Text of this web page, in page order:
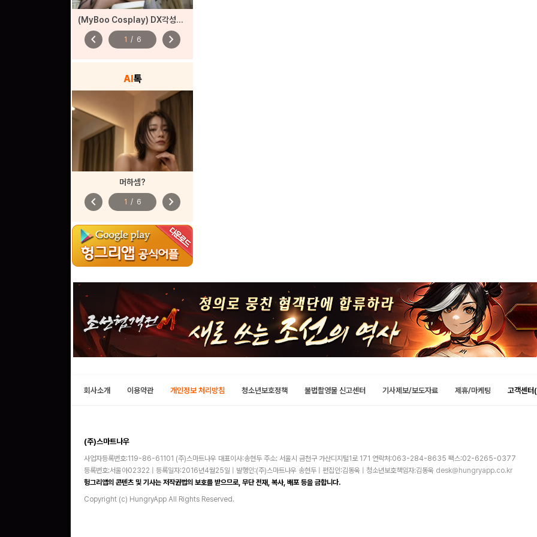
(MyBoo Cosplay) DX각성자들 드래곤 각성
chevron_left 1 / 6 chevron_right
AI톡
머하셈?
chevron_left 1 / 6 chevron_right
회사소개 이용약관 개인정보 처리방침 청소년보호정책 불법촬영물 신고센터 기사제보/보도자료 제휴/마케팅 고객센
(주)스마트나우
사업자등록번호:119-86-61101 (주)스마트나우 대표이사:송현두 주소: 서울시 금천구 가산디지털1로 171 연락처:063-284-8635 팩스:02-6265-0377
등록번호:서울아02322 | 등록일자:2016년4월25일 | 발행인:(주)스마트나우 송현두 | 편집인:김동욱 | 청소년보호책임자:김동욱 desk@hungryapp.co.kr
헝그리앱의 콘텐츠 및 기사는 저작권법의 보호를 받으므로, 무단 전재, 복사, 배포 등을 금합니다.
Copyright (c) HungryApp All Rights Reserved.